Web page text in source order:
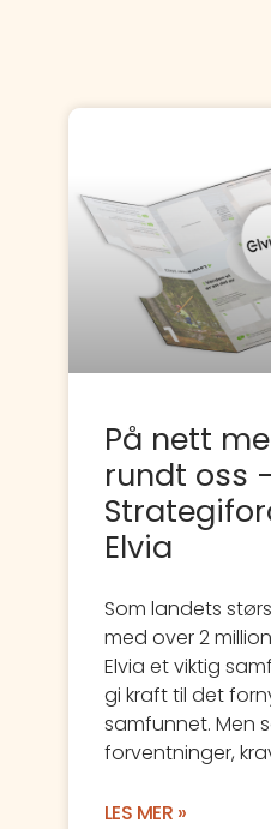
På nett
rundt oss
Elvia
Som landets
med over 2
Elvia et viktig
gi kraft til det
samfunnet. Men
forventninger,
LES MER »